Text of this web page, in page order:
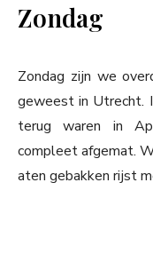
Zondag
Zondag zijn we
geweest in Utrecht.
terug waren in
compleet afgemat.
aten gebakken rijst